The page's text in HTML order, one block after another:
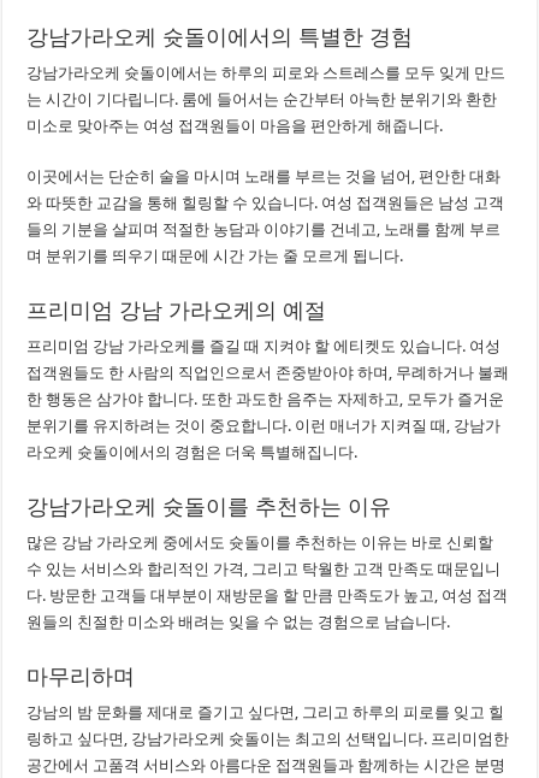
강남가라오케 슛돌이에서의 특별한 경험
강남가라오케 슛돌이에서는 하루의 피로와 스트레스를 모두 잊게 만드
는 시간이 기다립니다. 룸에 들어서는 순간부터 아늑한 분위기와 환한
미소로 맞아주는 여성 접객원들이 마음을 편안하게 해줍니다.
이곳에서는 단순히 술을 마시며 노래를 부르는 것을 넘어, 편안한 대화
와 따뜻한 교감을 통해 힐링할 수 있습니다. 여성 접객원들은 남성 고객
들의 기분을 살피며 적절한 농담과 이야기를 건네고, 노래를 함께 부르
며 분위기를 띄우기 때문에 시간 가는 줄 모르게 됩니다.
프리미엄 강남 가라오케의 예절
프리미엄 강남 가라오케를 즐길 때 지켜야 할 에티켓도 있습니다. 여성
접객원들도 한 사람의 직업인으로서 존중받아야 하며, 무례하거나 불쾌
한 행동은 삼가야 합니다. 또한 과도한 음주는 자제하고, 모두가 즐거운
분위기를 유지하려는 것이 중요합니다. 이런 매너가 지켜질 때, 강남가
라오케 슛돌이에서의 경험은 더욱 특별해집니다.
강남가라오케 슛돌이를 추천하는 이유
많은 강남 가라오케 중에서도 슛돌이를 추천하는 이유는 바로 신뢰할
수 있는 서비스와 합리적인 가격, 그리고 탁월한 고객 만족도 때문입니
다. 방문한 고객들 대부분이 재방문을 할 만큼 만족도가 높고, 여성 접객
원들의 친절한 미소와 배려는 잊을 수 없는 경험으로 남습니다.
마무리하며
강남의 밤 문화를 제대로 즐기고 싶다면, 그리고 하루의 피로를 잊고 힐
링하고 싶다면, 강남가라오케 슛돌이는 최고의 선택입니다. 프리미엄한
공간에서 고품격 서비스와 아름다운 접객원들과 함께하는 시간은 분명